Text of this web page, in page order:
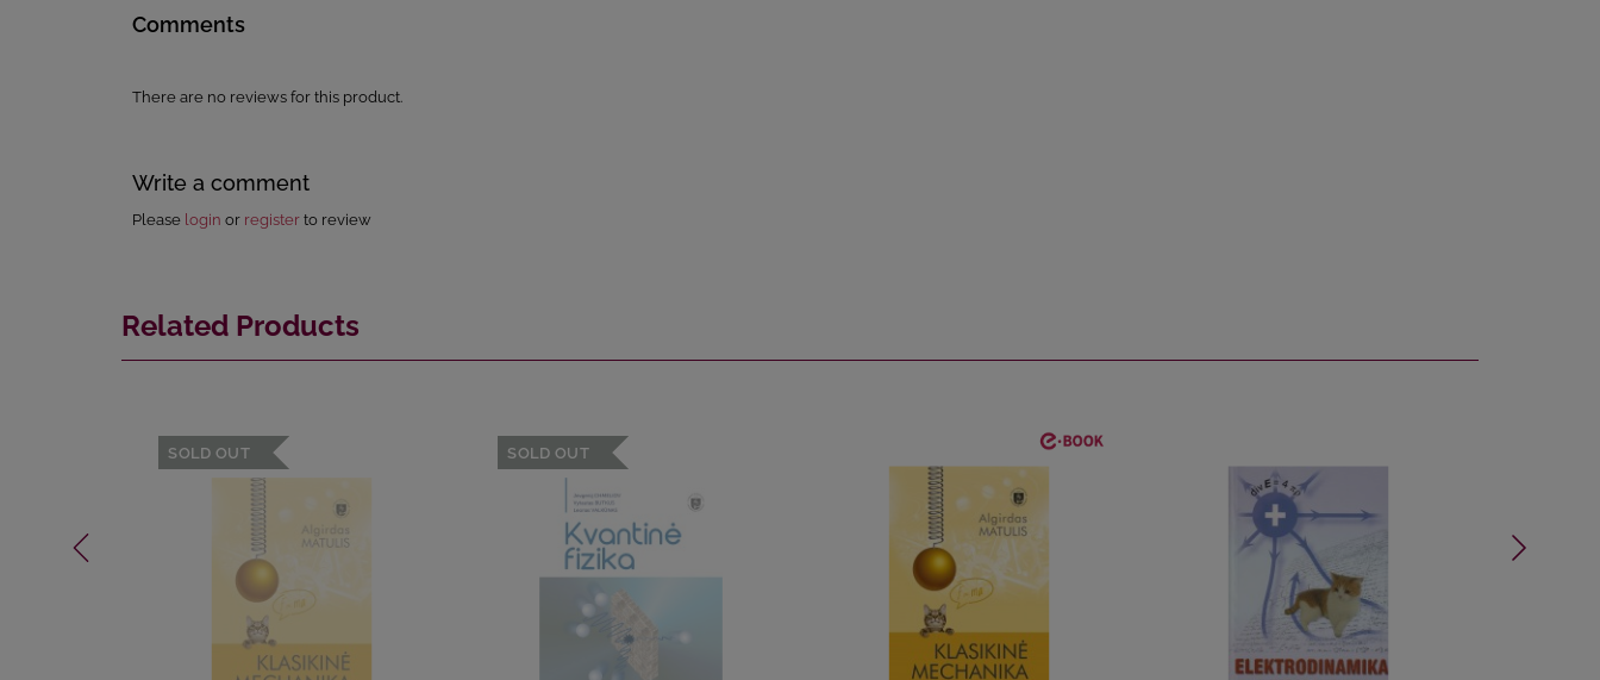
Comments
There are no reviews for this product.
Write a comment
Please login or register to review
Related Products
SOLD OUT SOLD OUT